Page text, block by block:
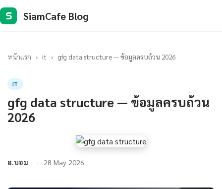
S SiamCafe Blog
หน้าแรก › it › gfg data structure — ข้อมูลครบถ้วน 2026
IT
gfg data structure — ข้อมูลครบถ้วน
2026
อ.บอม 28 May 2026